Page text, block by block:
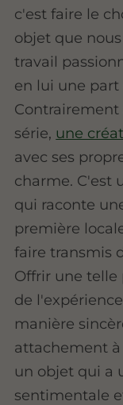
c'est faire le
objet que
travail
en lui une
Contrairement
série, une
avec ses
charme. C'est
qui raconte
première
faire transmis
Offrir une telle
de
manière
attachement
un objet qui a
sentimentale